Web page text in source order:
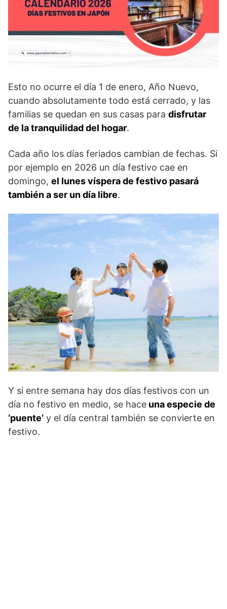
Esto no ocurre el día 1 de enero, Año Nuevo,
cuando absolutamente todo está cerrado, y las
familias se quedan en sus casas para disfrutar
de la tranquilidad del hogar.
Cada año los días feriados cambian de fechas. Si
por ejemplo en 2026 un día festivo cae en
domingo, el lunes víspera de festivo pasará
también a ser un día libre.
Y si entre semana hay dos días festivos con un
día no festivo en medio, se hace una especie de
‘puente’ y el día central también se convierte en
festivo.